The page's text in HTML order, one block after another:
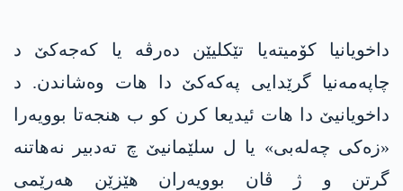
داخویانیا کۆمیتەیا تێکلیێن دەرڤە یا كه‌جه‌كێ د
چاپەمەنیا گرێدایی په‌كه‌كێ دا هات وەشاندن. د
داخویانیێ دا هات ئیدیعا کرن کو ب هنجەتا بوویەرا
«زەکی چەلەبی» یا ل سلێمانیێ چ تەدبیر نەهاتنە
گرتن و ژ ڤان بوویەران هێزێن هەرێمی